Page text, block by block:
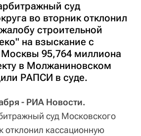
суд
во вторник отклонил
строительной
на взыскание с
Москвы 95,764 миллиона
в Молжаниновском
РАПСИ в суде.
- РИА Новости.
суд Московского
отклонил кассационную